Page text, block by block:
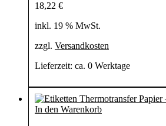
18,22 €
inkl. 19 % MwSt.
zzgl. Versandkosten
Lieferzeit: ca. 0 Werktage
In den Warenkorb